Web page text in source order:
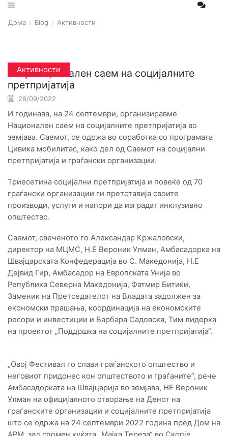
Дома Blog Активности
Активности
Втор национален саем на социјалните
претпријатија
26/09/2022
И годинава, на 24 септември, организиравме
Национален саем на социјалните претпријатија во
земјава. Саемот, се одржа во соработка со програмата
Цивика мобилитас, како дел од Саемот на социјални
претпријатија и граѓански организации.
Триесетина социјални претпријатија и повеќе од 70
граѓански организации ги претставија своите
производи, услуги и напори да изградат инклузивно
општество.
Саемот, свеченото го Александар Кржаловски,
директор на МЦМС, Н.Е Вероник Улман, Амбасадорка на
Швајцарската Конфедерација во С. Македонија, Н.Е
Дејвид Гир, Амбасадор на Европската Унија во
Република Северна Македонија, Фатмир Битиќи,
Заменик на Претседателот на Владата задолжен за
економски прашања, координација на економските
ресори и инвестиции и Барбара Садовска, Тим лидерка
на проектот „Поддршка на социјалните претпријатија“.
„Овој Фестивал го слави граѓанското општество и
неговиот придонес кон општеството и граѓаните“, рече
Амбасадорката на Швајцарија во земјава, НЕ Вероник
Улман на официјалното отворање на Денот на
граѓанските организации и социјалните претпријатија
што се одржа на 24 септември 2022 година пред Дом на